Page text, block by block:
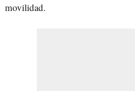
movilidad.